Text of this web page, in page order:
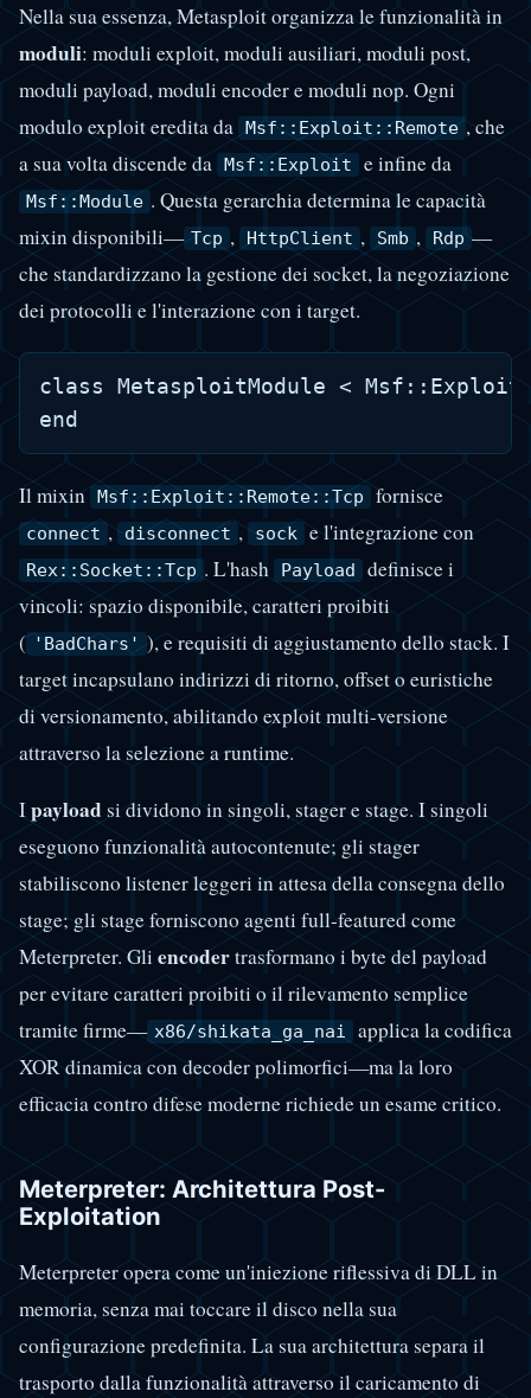
Nella sua essenza, Metasploit organizza le funzionalità in
moduli: moduli exploit, moduli ausiliari, moduli post,
moduli payload, moduli encoder e moduli nop. Ogni
modulo exploit eredita da Msf::Exploit::Remote , che
a sua volta discende da Msf::Exploit e infine da
Msf::Module . Questa gerarchia determina le capacità
mixin disponibili— Tcp , HttpClient , Smb , Rdp —
che standardizzano la gestione dei socket, la negoziazione
dei protocolli e l'interazione con i target.
class MetasploitModule <
Il mixin Msf::Exploit::Remote::Tcp fornisce
connect , disconnect , sock e l'integrazione con
Rex::Socket::Tcp . L'hash Payload
definisce i
vincoli: spazio disponibile, caratteri proibiti
( 'BadChars' ), e requisiti di aggiustamento dello stack. I
target incapsulano indirizzi di ritorno, offset o euristiche
di versionamento, abilitando exploit multi-versione
attraverso la selezione a runtime.
Ipayload si dividono in singoli, stager e stage. I singoli
eseguono funzionalità autocontenute; gli stager
stabiliscono listener leggeri in attesa della consegna dello
stage; gli stage forniscono agenti full-featured come
Meterpreter. Gli encodertrasformano i byte del payload
per evitare caratteri proibiti o il rilevamento semplice
tramite firme— x86/shikata_ga_nai
applica la codifica
XOR dinamica con decoder polimorfici—ma la loro
efficacia contro difese moderne richiede un esame critico.
Meterpreter: Architettura Post-
Exploitation
Meterpreter opera come un'iniezione riflessiva di DLL in
memoria, senza mai toccare il disco nella sua
configurazione predefinita. La sua architettura separa il
trasporto dalla funzionalità attraverso il caricamento di